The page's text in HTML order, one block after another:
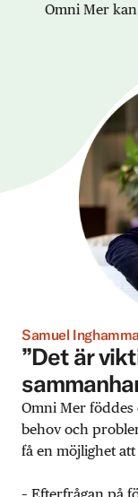
Omni Mer
Samuel
”Det är
Omni Mer föddes
behov och
få en möjlighet